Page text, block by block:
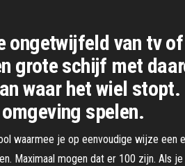
ongetwijfeld van tv
grote schijf met
waar het wiel
spelen.
waarmee je op eenvoudige wijze
Maximaal mogen dat er 100 zijn. Als